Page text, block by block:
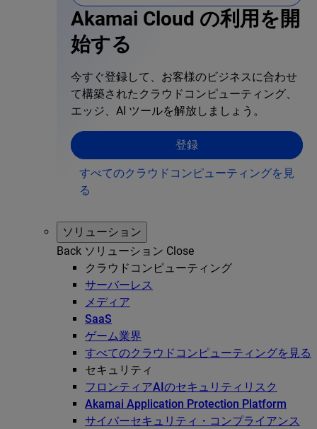
Akamai Cloud の利用を開
始する
今すぐ登録して、お客様のビジネスに合わせ
て構築されたクラウドコンピューティング、
エッジ、AI ツールを解放しましょう。
登録
すべてのクラウドコンピューティングを見
る
ソリューション
Back ソリューション Close
クラウドコンピューティング
サーバーレス
メディア
SaaS
ゲーム業界
すべてのクラウドコンピューティングを見る
セキュリティ
フロンティアAIのセキュリティリスク
Akamai Application Protection Platform
サイバーセキュリティ・コンプライアンス